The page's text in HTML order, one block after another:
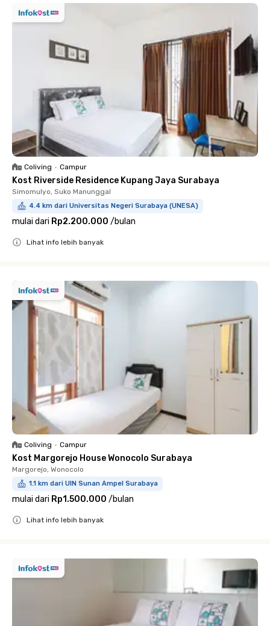
Coliving • Campur
Kost Riverside Residence Kupang Jaya Surabaya
Simomulyo, Suko Manunggal
4.4 km dari Universitas Negeri Surabaya (UNESA)
mulai dari Rp2.200.000 /bulan
Lihat info lebih banyak
Coliving • Campur
Kost Margorejo House Wonocolo Surabaya
Margorejo, Wonocolo
1.1 km dari UIN Sunan Ampel Surabaya
mulai dari Rp1.500.000 /bulan
Lihat info lebih banyak